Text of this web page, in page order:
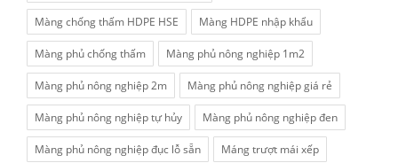
Màng chống thấm HDPE HSE Màng HDPE nhập khẩu
Màng phủ chống thấm Màng phủ nông nghiệp 1m2
Màng phủ nông nghiệp 2m Màng phủ nông nghiệp giá rẻ
Màng phủ nông nghiệp tự hủy Màng phủ nông nghiệp đen
Màng phủ nông nghiệp đục lỗ sẵn Máng trượt mái xếp